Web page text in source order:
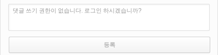
댓글 쓰기 권한이 없습니다. 로그인 하시겠습니까?